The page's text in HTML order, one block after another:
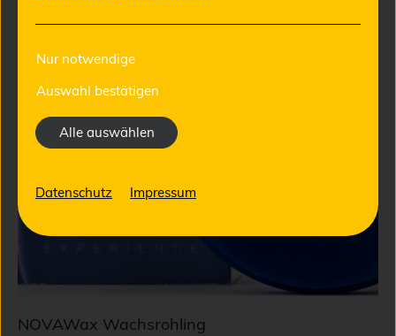
NOVAWax Wachsrohling
Nur notwendige
Auswahl bestätigen
Alle auswählen
Datenschutz Impressum